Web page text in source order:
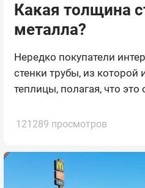
Какая толщина
металла?
Нередко покупатели
стенки трубы, из которой
теплицы, полагая, что это
121289 просмотров